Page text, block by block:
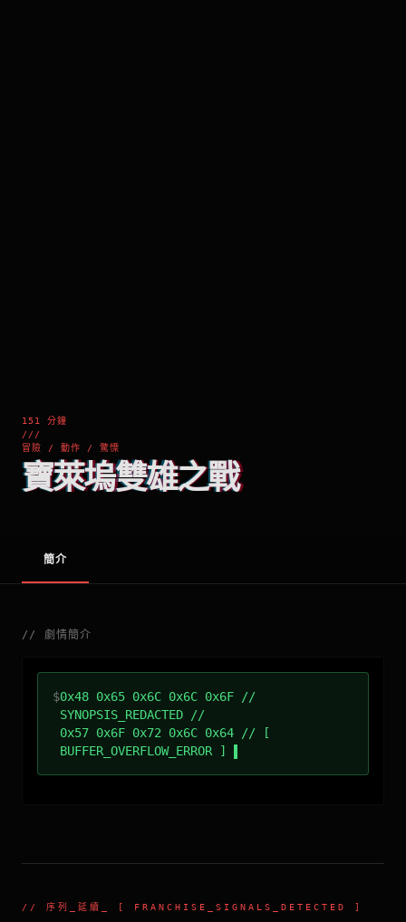
151 分鐘
///
冒險 / 動作 / 驚慄
寶萊塢雙雄之戰
簡介
// 劇情簡介
$0x48 0x65 0x6C 0x6C 0x6F //
SYNOPSIS_REDACTED //
0x57 0x6F 0x72 0x6C 0x64 // [
BUFFER_OVERFLOW_ERROR ]
// 序列_延續 _ [ FRANCHISE_SIGNALS_DETECTED ]